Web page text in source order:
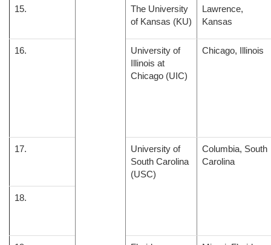
15.
The University
of Kansas (KU)
Lawrence,
Kansas
16.
University of
Illinois at
Chicago (UIC)
Chicago, Illinois
17.
University of
South Carolina
(USC)
Columbia, South
Carolina
18.